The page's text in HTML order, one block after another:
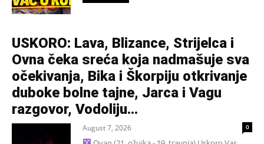
USKORO: Lava, Blizance, Strijelca i
Ovna čeka sreća koja nadmašuje sva
očekivanja, Bika i Škorpiju otkrivanje
duboke bolne tajne, Jarca i Vagu
razgovor, Vodoliju...
August 7, 2026 0